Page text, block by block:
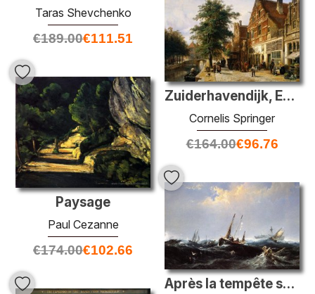
Taras Shevchenko
€189.00€111.51
Zuiderhavendijk, Enkhuizen
Cornelis Springer
€164.00€96.76
Paysage
Paul Cezanne
€174.00€102.66
Après la tempête sur la côte de Terre-Neuve